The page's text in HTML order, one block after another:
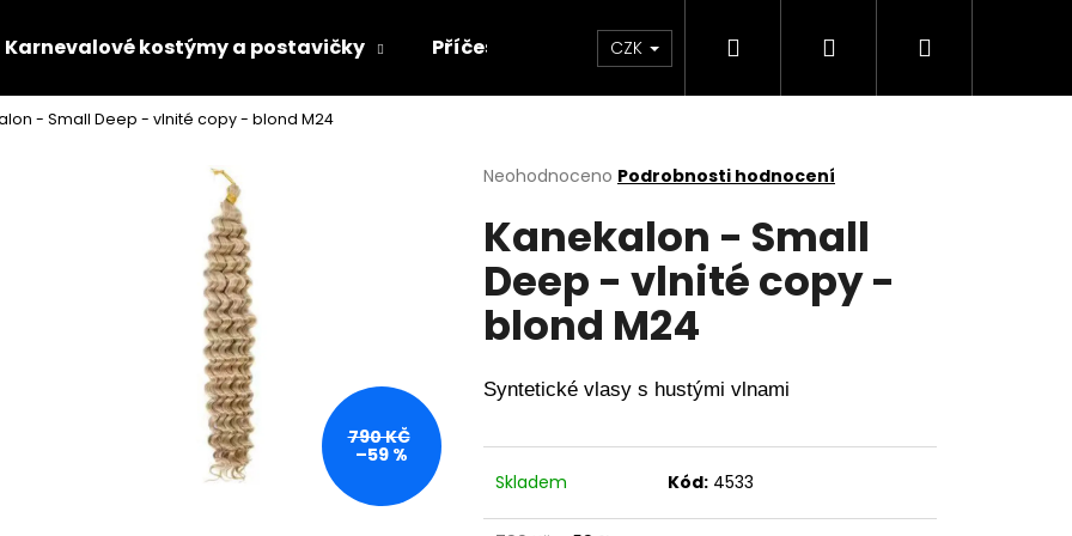
Karnevalové kostýmy a postavičky Příčesky a copy Menstruační kalhotky a plavky
CZK Hledat PřihlášeníNákupní
- Small Deep - vlnité copy - blond M24
Průměrné
produktu
je
0,0
5
hvězdiček.
Neohodnoceno Podrobnosti hodnocení
Kanekalon - Small
Deep - vlnité copy -
blond M24
Syntetické vlasy s hustými vlnami
Skladem Kód: 4533
790 KČ
–59 %
Co potřebujete najít?
Doporučujeme